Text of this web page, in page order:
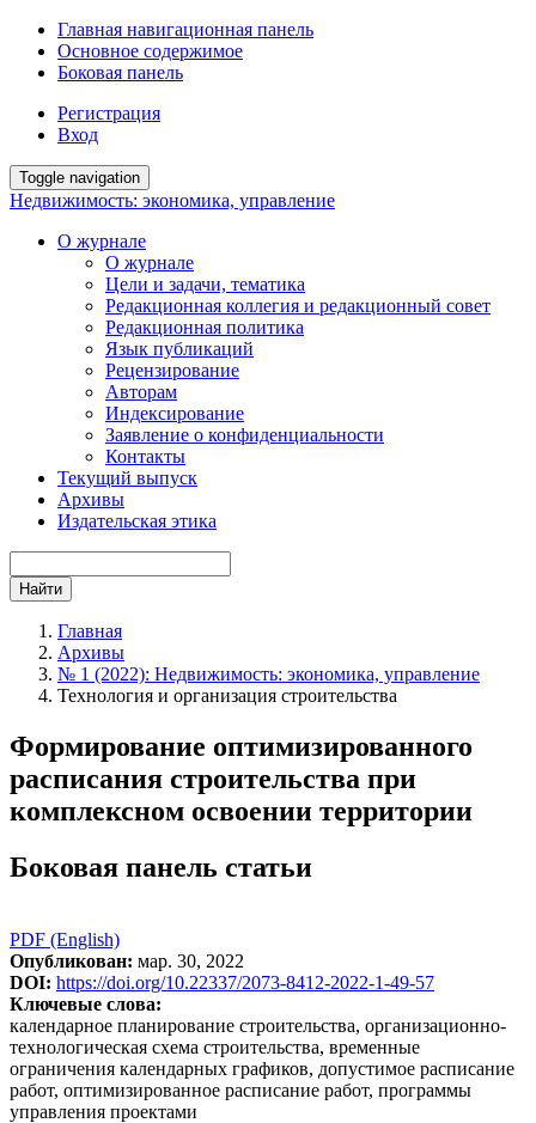
Главная навигационная панель
Основное содержимое
Боковая панель
Регистрация
Вход
Toggle navigation
Недвижимость: экономика, управление
О журнале
О журнале
Цели и задачи, тематика
Редакционная коллегия и редакционный совет
Редакционная политика
Язык публикаций
Рецензирование
Авторам
Индексирование
Заявление о конфиденциальности
Контакты
Текущий выпуск
Архивы
Издательская этика
Найти
Главная
Архивы
№ 1 (2022): Недвижимость: экономика, управление
Технология и организация строительства
Формирование оптимизированного
расписания строительства при
комплексном освоении территории
Боковая панель статьи
PDF (English)
Опубликован: мар. 30, 2022
DOI: https://doi.org/10.22337/2073-8412-2022-1-49-57
Ключевые слова:
календарное планирование строительства, организационно-
технологическая схема строительства, временные
ограничения календарных графиков, допустимое расписание
работ, оптимизированное расписание работ, программы
управления проектами